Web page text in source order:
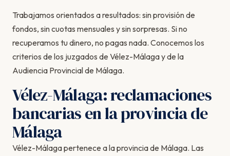
Trabajamos orientados a resultados: sin provisión de
fondos, sin cuotas mensuales y sin sorpresas. Si no
recuperamos tu dinero, no pagas nada. Conocemos los
criterios de los juzgados de Vélez-Málaga y de la
Audiencia Provincial de Málaga.
Vélez-Málaga: reclamaciones
bancarias en la provincia de
Málaga
Vélez-Málaga pertenece a la provincia de Málaga. Las